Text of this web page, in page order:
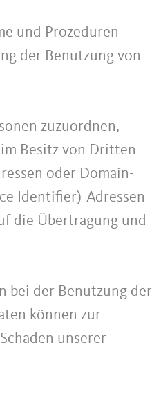
und Prozeduren
der Benutzung von
zuzuordnen,
Besitz von Dritten
oder Domain-
Identifier)-Adressen
die Übertragung und
bei der Benutzung der
können zur
unserer